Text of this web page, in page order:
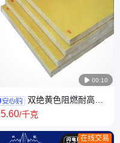
 00:10
双绝黄色阻燃耐高温
氧树脂板电机隔板接线板模
5.60/千克
在线交易